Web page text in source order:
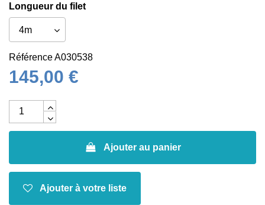
Longueur du filet
RéférenceA030538
145,00 €
Ajouter au panier